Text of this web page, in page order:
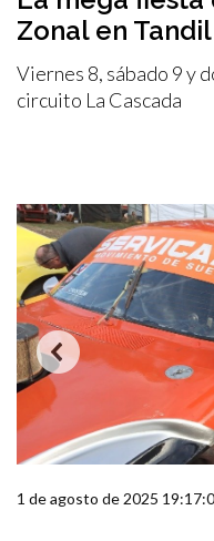
Zonal en Tandil
Viernes 8, sábado 9 y
circuito La Cascada
1 de agosto de 2025